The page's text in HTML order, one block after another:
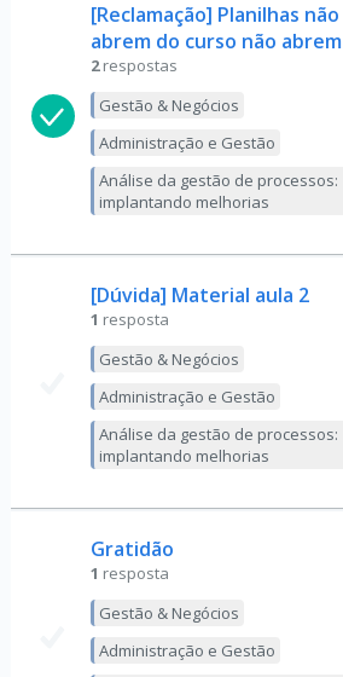
[Reclamação] Planilhas não
abrem do curso não abrem
2 respostas
Gestão & Negócios
Administração e Gestão
Análise da gestão de processos:
implantando melhorias
[Dúvida] Material aula 2
1 resposta
Gestão & Negócios
Administração e Gestão
Análise da gestão de processos:
implantando melhorias
Gratidão
1 resposta
Gestão & Negócios
Administração e Gestão